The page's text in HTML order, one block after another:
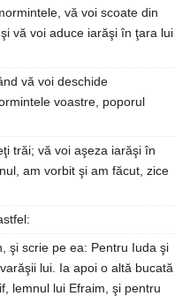
vă voi scoate din
vă voi aduce iarăşi în ţara lui
vă voi deschide
voastre, poporul
trăi; vă voi aşeza iarăşi în
am vorbit şi am făcut, zice
şi scrie pe ea: Pentru Iuda şi
lui. Ia apoi o altă bucată
lemnul lui Efraim, şi pentru